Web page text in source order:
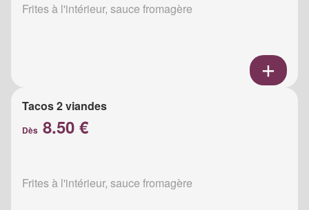
Frites à l'intérieur, sauce fromagère
Tacos 2 viandes
Dès 8.50 €
Frites à l'intérieur, sauce fromagère